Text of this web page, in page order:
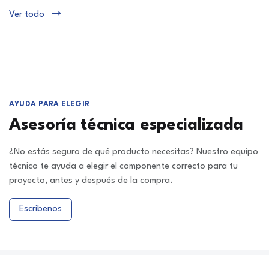
Ver todo
AYUDA PARA ELEGIR
Asesoría técnica especializada
¿No estás seguro de qué producto necesitas? Nuestro equipo
técnico te ayuda a elegir el componente correcto para tu
proyecto, antes y después de la compra.
Escríbenos